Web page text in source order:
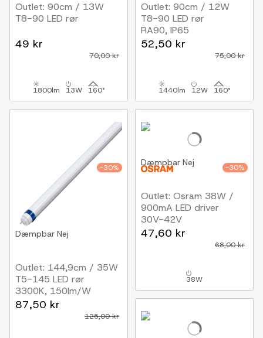
Outlet: 90cm / 13W
T8-90 LED rør
49 kr
70,00 kr
1800lm 13W 160°
Outlet: 90cm / 12W
T8-90 LED rør
RA90, IP65
52,50 kr
75,00 kr
1440lm 12W 160°
-30%
Dæmpbar Nej
Outlet: 144,9cm / 35W
T5-145 LED rør
3300K, 150lm/W
87,50 kr
125,00 kr
-30%
Dæmpbar Nej
Outlet: Osram 38W /
900mA LED driver
30V-42V
47,60 kr
68,00 kr
38W